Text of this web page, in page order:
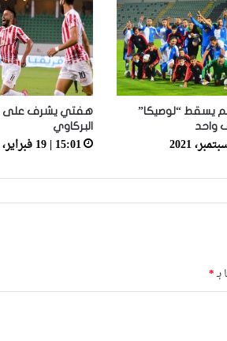
تواصليا
كارتيرون يعزز طاقمه
ويباشر مهامه مع الوداد
الرجاء يعود إلى التداريب
وخسرت 20 مليار فالسنة الأولى”
يسقط “لوصيكا”
واحد
هفتي يشرف على
البركاوي
15:01 | 19 فبراير، 2019
*